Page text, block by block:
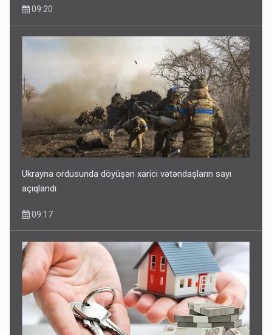
09:20
Ukrayna ordusunda döyüşən xarici vətəndaşların sayı
açıqlandı
09:17